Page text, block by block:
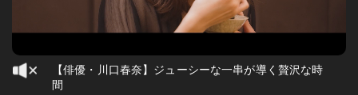
【俳優・川口春奈】ジューシーな一串が導く贅沢な時
間